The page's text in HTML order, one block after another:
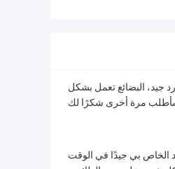
جيد، البضائع تعمل بشكل
الخاص بي جيدًا في الوقت